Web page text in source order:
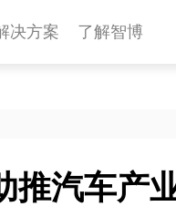
决方案 了解智博
推汽车产